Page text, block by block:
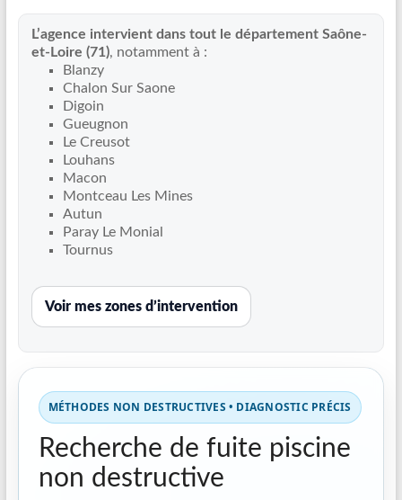
fuite
piscine
partout
réparation
canalisations
L’agence intervient dans tout le département Saône-
et-Loire (71), notamment à :
Blanzy
Chalon Sur Saone
Digoin
Gueugnon
Le Creusot
Louhans
Macon
Montceau Les Mines
Autun
Paray Le Monial
Tournus
Voir mes zones d’intervention
MÉTHODES NON DESTRUCTIVES • DIAGNOSTIC PRÉCIS
Recherche de fuite piscine
non destructive